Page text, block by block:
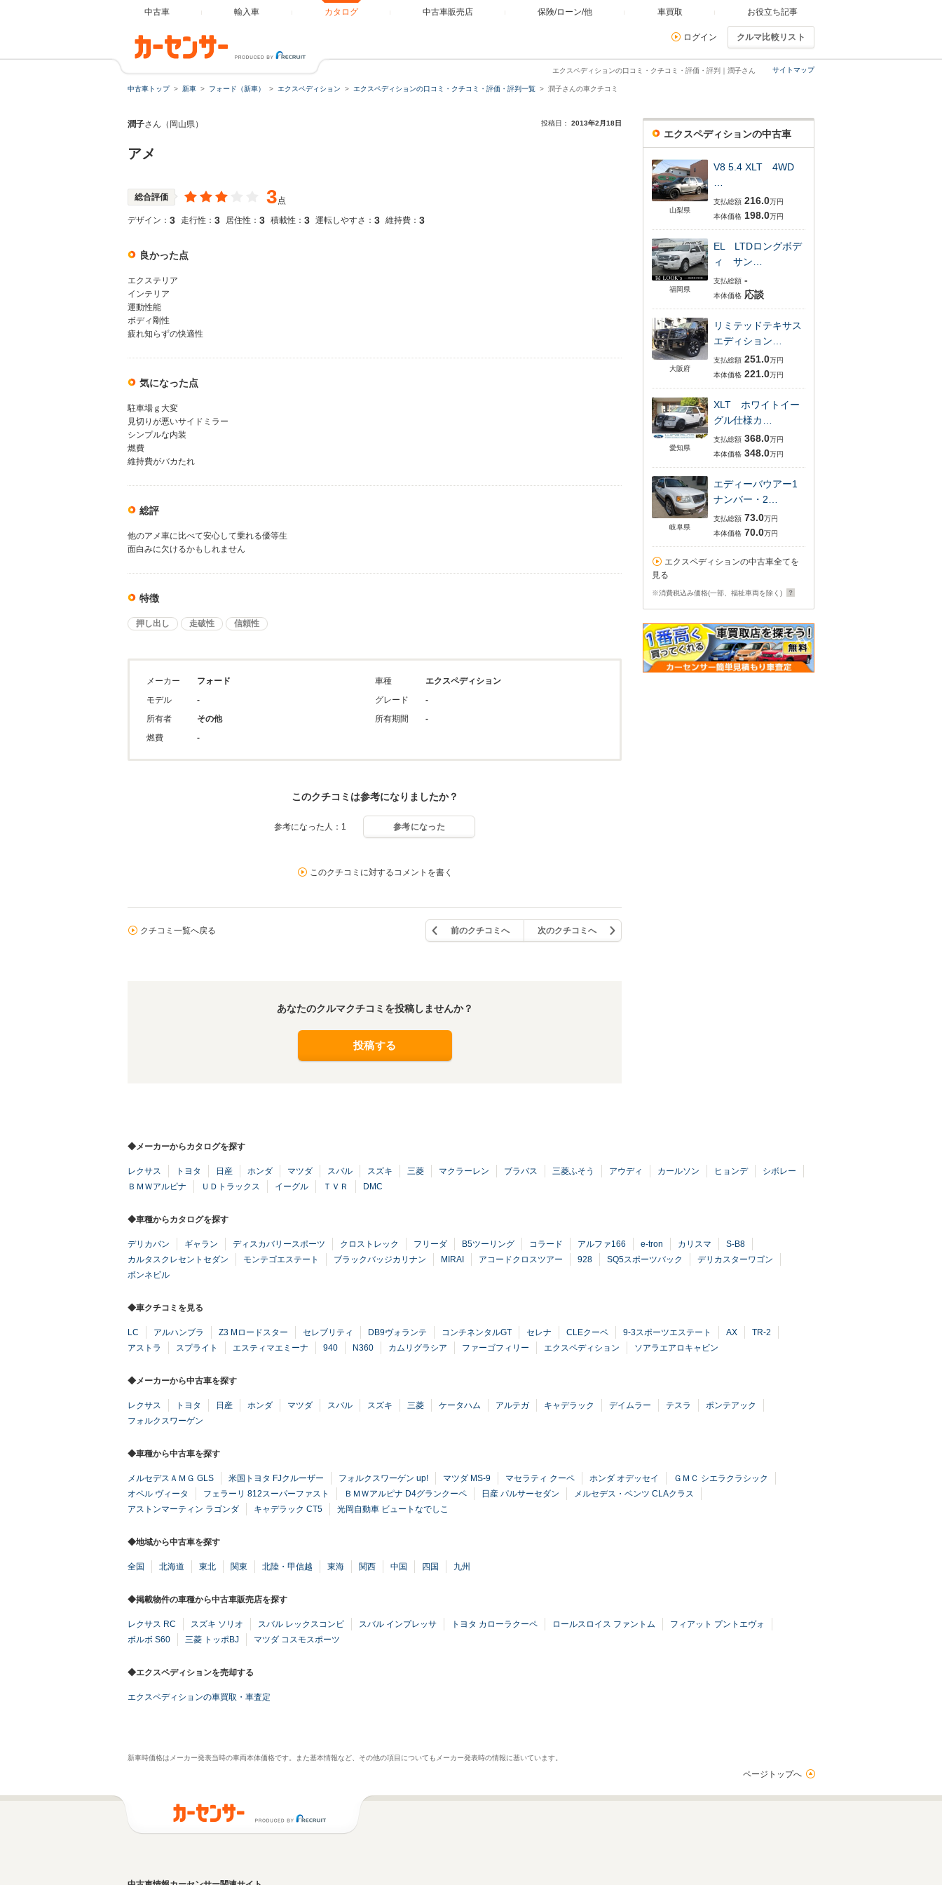
中古車 輸入車 カタログ 中古車販売店 保険/ローン/他 車買取 お役立ち記事
ログイン クルマ比較リスト
サイトマップ
エクスペディションの口コミ・クチコミ・評価・評判｜潤子さん
中古車トップ 新車 フォード（新車） エクスペディション エクスペディションの口コミ・クチコミ・評価・評判一覧 潤子さんの車クチコミ
潤子さん（岡山県） 投稿日： 2013年2月18日
アメ
総合評価 3点
デザイン： 3 走行性： 3 居住性： 3 積載性： 3 運転しやすさ： 3 維持費： 3
良かった点
エクステリア
インテリア
運動性能
ボディ剛性
疲れ知らずの快適性
気になった点
駐車場ｇ大変
見切りが悪いサイドミラー
シンプルな内装
燃費
維持費がバカたれ
総評
他のアメ車に比べて安心して乗れる優等生
面白みに欠けるかもしれません
特徴
押し出し 走破性 信頼性
メーカー
フォード
モデル
-
所有者
その他
燃費
-
車種
エクスペディション
グレード
-
所有期間
-
このクチコミは参考になりましたか？
参考になった人：1 参考になった
このクチコミに対するコメントを書く
クチコミ一覧へ戻る 前のクチコミへ 次のクチコミへ
あなたのクルマクチコミを投稿しませんか？
投稿する
エクスペディションの中古車
山梨県
V8 5.4 XLT 4WD
支払総額 216.0万円
本体価格 198.0万円
福岡県
EL LTDロングボデ
ィ サン…
支払総額 -
本体価格 応談
大阪府
リミテッドテキサス
エディション…
支払総額 251.0万円
本体価格 221.0万円
愛知県
XLT ホワイトイー
グル仕様カ…
支払総額 368.0万円
本体価格 348.0万円
岐阜県
エディーバウアー1
ナンバー・2…
支払総額 73.0万円
本体価格 70.0万円
エクスペディションの中古車全てを
見る
※消費税込み価格(一部、福祉車両を除く)
◆メーカーからカタログを探す
レクサス トヨタ 日産 ホンダ マツダ スバル スズキ 三菱 マクラーレン ブラバス 三菱ふそう アウディ カールソン ヒョンデ
シボレー
ＢＭＷアルピナ
ＵＤトラックス イーグル ＴＶＲ DMC
◆車種からカタログを探す
デリカバン ギャラン ディスカバリースポーツ クロストレック フリーダ B5ツーリング コラード アルファ166 e-tron カリスマ
S-B8
カルタスクレセントセダン
モンテゴエステート ブラックバッジカリナン MIRAI アコードクロスツアー 928 SQ5スポーツバック
デリカスターワゴン
ボンネビル
◆車クチコミを見る
LC アルハンブラ Z3 Mロードスター セレブリティ DB9ヴォランテ コンチネンタルGT セレナ CLEクーペ 9-3スポーツエステート AX
TR-2
アストラ
スプライト エスティマエミーナ 940 N360 カムリグラシア ファーゴフィリー エクスペディション ソアラエアロキャビン
◆メーカーから中古車を探す
レクサス トヨタ 日産 ホンダ マツダ スバル スズキ 三菱 ケータハム アルテガ キャデラック デイムラー テスラ
ポンテアック
フォルクスワーゲン
◆車種から中古車を探す
メルセデスＡＭＧ GLS 米国トヨタ FJクルーザー フォルクスワーゲン up! マツダ MS-9 マセラティ クーペ ホンダ オデッセイ
ＧＭＣ シエラクラシック
オペル ヴィータ
フェラーリ 812スーパーファスト ＢＭＷアルピナ D4グランクーペ 日産 パルサーセダン
メルセデス・ベンツ CLAクラス
アストンマーティン ラゴンダ
キャデラック CT5 光岡自動車 ビュートなでしこ
◆地域から中古車を探す
全国 北海道 東北 関東 北陸・甲信越 東海 関西 中国 四国 九州
◆掲載物件の車種から中古車販売店を探す
レクサス RC スズキ ソリオ スバル レックスコンビ スバル インプレッサ トヨタ カローラクーペ ロールスロイス ファントム
フィアット プントエヴォ
ボルボ S60
三菱 トッポBJ マツダ コスモスポーツ
◆エクスペディションを売却する
エクスペディションの車買取・車査定
新車時価格はメーカー発表当時の車両本体価格です。また基本情報など、その他の項目についてもメーカー発表時の情報に基いています。
ページトップへ